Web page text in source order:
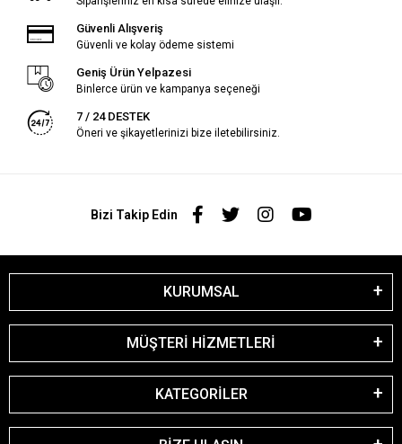
Güvenli Alışveriş
Güvenli ve kolay ödeme sistemi
Geniş Ürün Yelpazesi
Binlerce ürün ve kampanya seçeneği
7 / 24 DESTEK
Öneri ve şikayetlerinizi bize iletebilirsiniz.
Bizi Takip Edin
KURUMSAL
MÜŞTERİ HİZMETLERİ
KATEGORİLER